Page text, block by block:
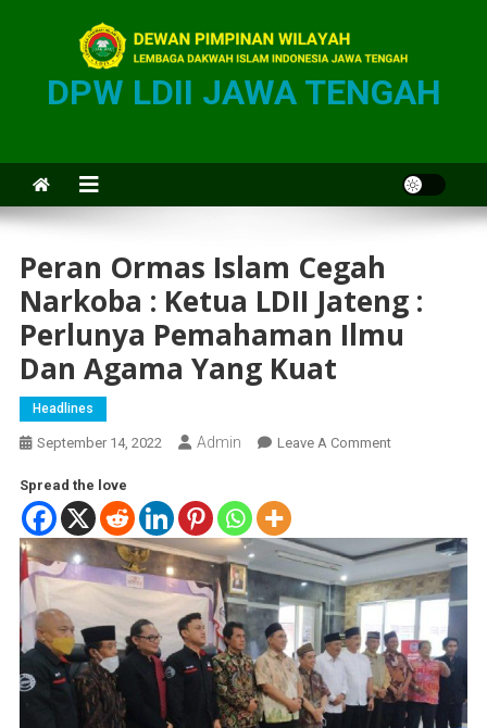
DPW LDII JAWA TENGAH
Peran Ormas Islam Cegah
Narkoba : Ketua LDII Jateng :
Perlunya Pemahaman Ilmu
Dan Agama Yang Kuat
Headlines
September 14, 2022 Admin Leave A Comment
Spread the love